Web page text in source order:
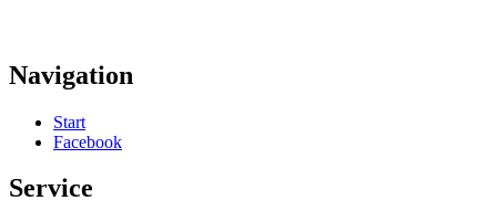
Navigation
Start
Facebook
Service